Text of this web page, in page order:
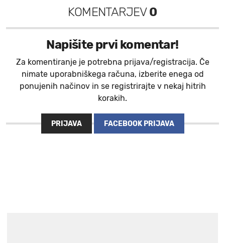
KOMENTARJEV0
Napišite prvi komentar!
Za komentiranje je potrebna prijava/registracija. Če
nimate uporabniškega računa, izberite enega od
ponujenih načinov in se registrirajte v nekaj hitrih
korakih.
PRIJAVA FACEBOOK PRIJAVA